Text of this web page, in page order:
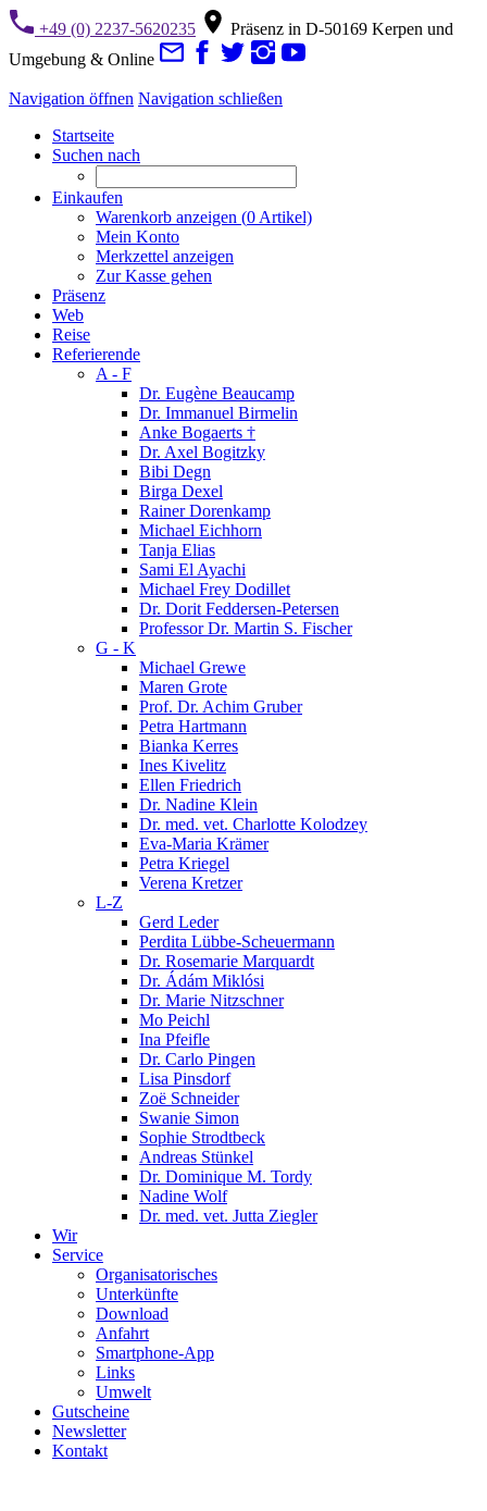
+49 (0) 2237-5620235
Präsenz in D-50169 Kerpen und
Umgebung & Online
Navigation öffnen Navigation schließen
Startseite
Suchen nach
Einkaufen
Warenkorb anzeigen (0 Artikel)
Mein Konto
Merkzettel anzeigen
Zur Kasse gehen
Präsenz
Web
Reise
Referierende
A - F
Dr. Eugène Beaucamp
Dr. Immanuel Birmelin
Anke Bogaerts †
Dr. Axel Bogitzky
Bibi Degn
Birga Dexel
Rainer Dorenkamp
Michael Eichhorn
Tanja Elias
Sami El Ayachi
Michael Frey Dodillet
Dr. Dorit Feddersen-Petersen
Professor Dr. Martin S. Fischer
G - K
Michael Grewe
Maren Grote
Prof. Dr. Achim Gruber
Petra Hartmann
Bianka Kerres
Ines Kivelitz
Ellen Friedrich
Dr. Nadine Klein
Dr. med. vet. Charlotte Kolodzey
Eva-Maria Krämer
Petra Kriegel
Verena Kretzer
L-Z
Gerd Leder
Perdita Lübbe-Scheuermann
Dr. Rosemarie Marquardt
Dr. Ádám Miklósi
Dr. Marie Nitzschner
Mo Peichl
Ina Pfeifle
Dr. Carlo Pingen
Lisa Pinsdorf
Zoë Schneider
Swanie Simon
Sophie Strodtbeck
Andreas Stünkel
Dr. Dominique M. Tordy
Nadine Wolf
Dr. med. vet. Jutta Ziegler
Wir
Service
Organisatorisches
Unterkünfte
Download
Anfahrt
Smartphone-App
Links
Umwelt
Gutscheine
Newsletter
Kontakt